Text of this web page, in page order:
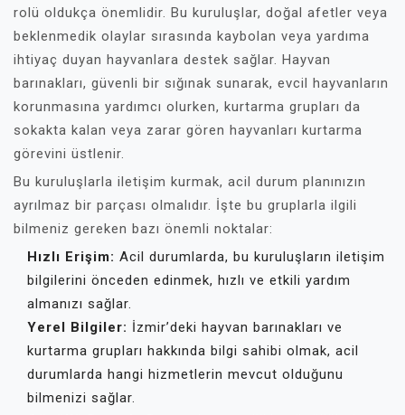
rolü oldukça önemlidir. Bu kuruluşlar, doğal afetler veya
beklenmedik olaylar sırasında kaybolan veya yardıma
ihtiyaç duyan hayvanlara destek sağlar. Hayvan
barınakları, güvenli bir sığınak sunarak, evcil hayvanların
korunmasına yardımcı olurken, kurtarma grupları da
sokakta kalan veya zarar gören hayvanları kurtarma
görevini üstlenir.
Bu kuruluşlarla iletişim kurmak, acil durum planınızın
ayrılmaz bir parçası olmalıdır. İşte bu gruplarla ilgili
bilmeniz gereken bazı önemli noktalar:
Hızlı Erişim: Acil durumlarda, bu kuruluşların iletişim
bilgilerini önceden edinmek, hızlı ve etkili yardım
almanızı sağlar.
Yerel Bilgiler: İzmir’deki hayvan barınakları ve
kurtarma grupları hakkında bilgi sahibi olmak, acil
durumlarda hangi hizmetlerin mevcut olduğunu
bilmenizi sağlar.